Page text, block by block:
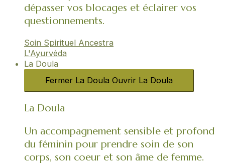
dépasser vos blocages et éclairer vos
questionnements.
Soin Spirituel Ancestra
L'Ayurvéda​
La Doula
Fermer La Doula Ouvrir La Doula
La Doula
Un accompagnement sensible et profond
du féminin pour prendre soin de son
corps, son coeur et son âme de femme.